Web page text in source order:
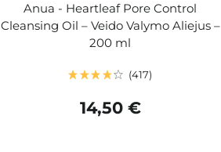
Anua - Heartleaf Pore Control
Cleansing Oil – Veido Valymo Aliejus –
200 ml
417
14,50 €